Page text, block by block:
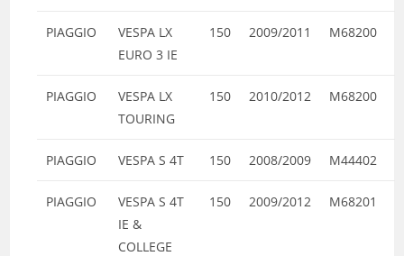
PIAGGIO
VESPA LX
EURO 3 IE
150 2009/2011 M68200
PIAGGIO
VESPA LX
TOURING
150 2010/2012 M68200
PIAGGIO VESPA S 4T 150 2008/2009 M44402
PIAGGIO
VESPA S 4T
IE &
COLLEGE
150 2009/2012 M68201